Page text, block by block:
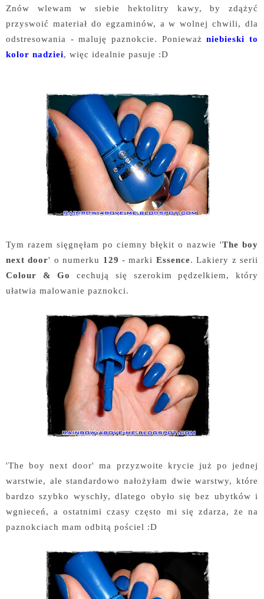
Znów wlewam w siebie hektolitry kawy, by zdążyć
przyswoić materiał do egzaminów, a w wolnej chwili, dla
odstresowania - maluję paznokcie. Ponieważniebieski to
kolor nadziei, więc idealnie pasuje :D
Tym razem sięgnęłam po ciemny błękit o nazwie 'The boy
next door' o numerku 129 - marki Essence. Lakiery z serii
Colour & Go
cechują się szerokim pędzelkiem, który
ułatwia malowanie paznokci.
'The boy next door' ma przyzwoite krycie już po jednej
warstwie, ale standardowo nałożyłam dwie warstwy, które
bardzo szybko wyschły, dlatego obyło się bez ubytków i
wgnieceń, a ostatnimi czasy często mi się zdarza, że na
paznokciach mam odbitą pościel :D